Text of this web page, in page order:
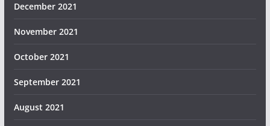
December 2021
November 2021
October 2021
September 2021
August 2021